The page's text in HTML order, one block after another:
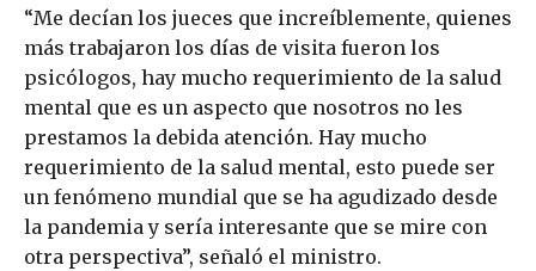
“Me decían los jueces que increíblemente, quienes
más trabajaron los días de visita fueron los
psicólogos, hay mucho requerimiento de la salud
mental que es un aspecto que nosotros no les
prestamos la debida atención. Hay mucho
requerimiento de la salud mental, esto puede ser
un fenómeno mundial que se ha agudizado desde
la pandemia y sería interesante que se mire con
otra perspectiva”, señaló el ministro.